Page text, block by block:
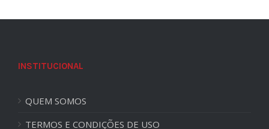
INSTITUCIONAL
QUEM SOMOS
TERMOS E CONDIÇÕES DE USO